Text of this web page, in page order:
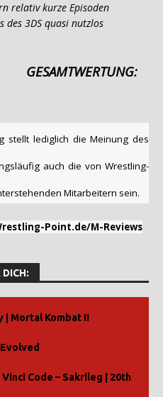
relativ kurze Episoden
des 3DS quasi nutzlos
stellt lediglich die Meinung des
auch die von Wrestling-
Mitarbeitern sein.
M-Reviews
DICH:
| Mortal Kombat II
Vinci Code – Sakrileg | 20th